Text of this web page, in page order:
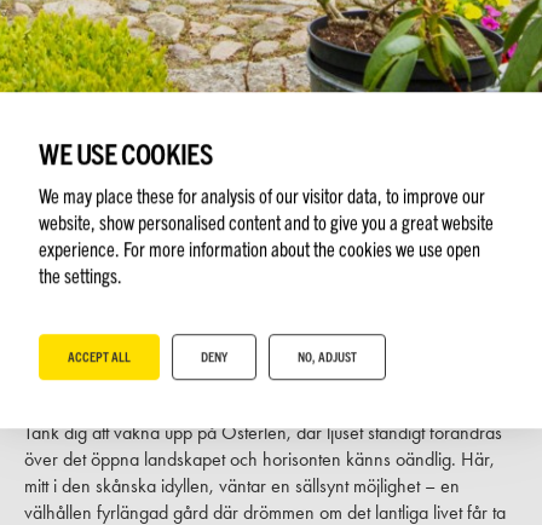
DET ÄR PLATSEN SOM VÄLJER DIG!
BOAREA
310 m²
ANTAL RUM
rum
TOMTAREA
5 648 m²
SLUTPRIS
Tänk dig att vakna upp på Österlen, där ljuset ständigt förändras
över det öppna landskapet och horisonten känns oändlig. Här,
mitt i den skånska idyllen, väntar en sällsynt möjlighet – en
välhållen fyrlängad gård där drömmen om det lantliga livet får ta
WE USE COOKIES
We may place these for analysis of our visitor data, to improve our
website, show personalised content and to give you a great website
experience. For more information about the cookies we use open
the settings.
ACCEPT ALL DENY NO, ADJUST